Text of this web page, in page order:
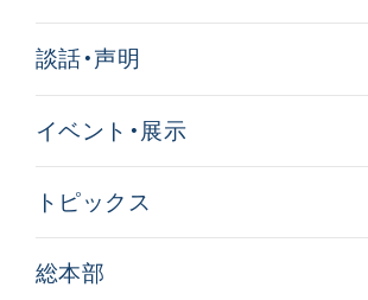
2026.08.09
談話・声明
イベント・展示
トピックス
総本部